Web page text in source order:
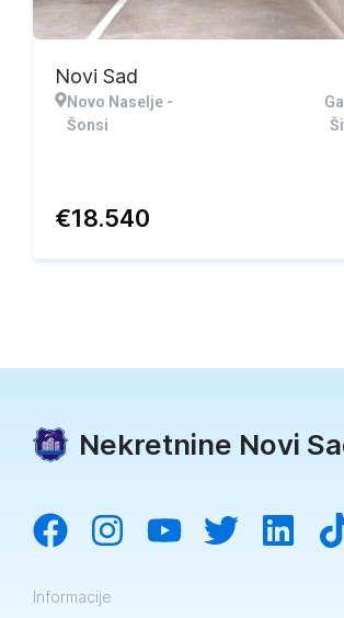
Novi Sad
Novo Naselje -
Šonsi
€18.540
Nekretnine Novi
Informacije